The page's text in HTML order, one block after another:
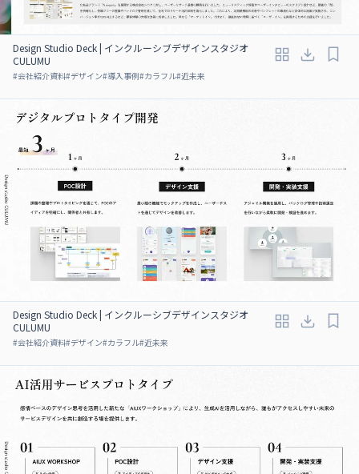
Design Studio Deck | インクルーシブデザインスタジオ
CULUMU
#会社紹介資料#デザイン#導入事例#カラフル#近未来
Design Studio Deck | インクルーシブデザインスタジオ
CULUMU
#会社紹介資料#デザイン#カラフル#近未来